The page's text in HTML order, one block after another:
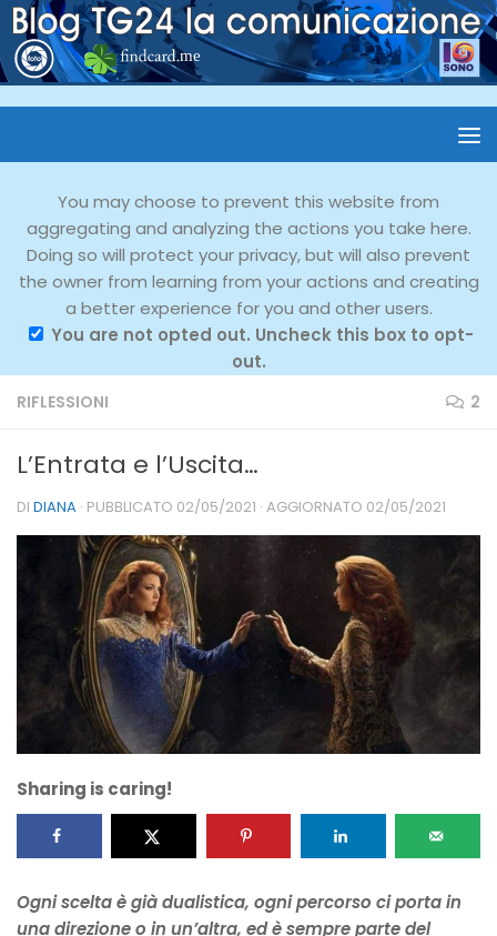
You may choose to prevent this website from
aggregating and analyzing the actions you take here.
Doing so will protect your privacy, but will also prevent
the owner from learning from your actions and creating
a better experience for you and other users.
You are not opted out. Uncheck this box to opt-
out.
RIFLESSIONI 2
L’Entrata e l’Uscita…
DI DIANA · PUBBLICATO 02/05/2021 · AGGIORNATO 02/05/2021
Sharing is caring!
Ogni scelta è già dualistica, ogni percorso ci porta in
una direzione o in un’altra, ed è sempre parte del